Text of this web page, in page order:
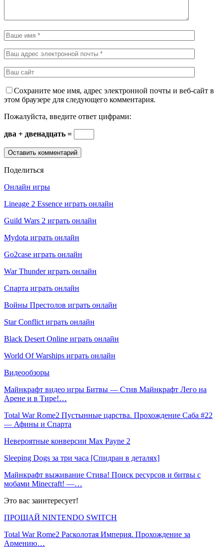
Сохраните мое имя, адрес электронной почты и веб-сайт в
этом браузере для следующего комментария.
Пожалуйста, введите ответ цифрами:
два + двенадцать =
Поделиться
Онлайн игры
Lineage 2 Essence играть онлайн
Guild Wars 2 играть онлайн
Mydota играть онлайн
Go2case играть онлайн
War Thunder играть онлайн
Спарта играть онлайн
Войны Престолов играть онлайн
Star Conflict играть онлайн
Black Desert Online играть онлайн
World Of Warships играть онлайн
Видеообзоры
Майнкрафт видео игры Битвы — Стив Майнкрафт Лего на
Арене и в Тире!…
Total War Rome2 Пустынные царства. Прохождение Саба #22
— Афины и Спарта
Невероятные конверсии Max Payne 2
Sleeping Dogs за три часа [Спидран в деталях]
Майнкрафт выживание Стива! Поиск ресурсов и битвы с
мобами Minecraft! —…
Это вас заинтересует!
ПРОЩАЙ NINTENDO SWITCH
Total War Rome2 Расколотая Империя. Прохождение за
Армению…